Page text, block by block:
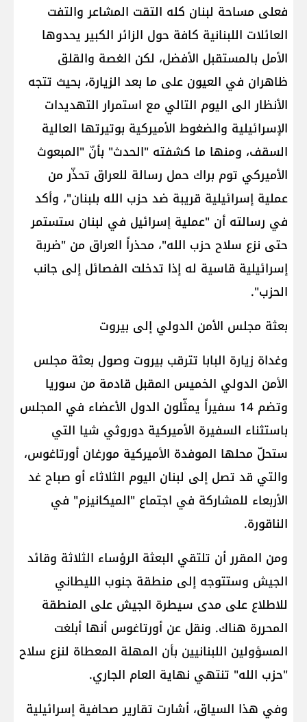
فعلى مساحة لبنان كله التقت المشاعر والتفت
العائلات اللبنانية كافة حول الزائر الكبير يحدوها
الأمل بالمستقبل الأفضل، لكن الغصة والقلق
ظاهران في العيون على ما بعد الزيارة، بحيث تتجه
الأنظار الى اليوم التالي مع استمرار التهديدات
الإسرائيلية والضغوط الأميركية بوتيرتها العالية
السقف، ومنها ما كشفته "الحدث" بأنّ "المبعوث
الأميركي توم براك حمل رسالة للعراق تحذّر من
عملية إسرائيلية قريبة ضد حزب الله بلبنان"، وأكد
في رسالته أن "عملية إسرائيل في لبنان ستستمر
حتى نزع سلاح حزب الله"، محذراً العراق من "ضربة
إسرائيلية قاسية له إذا تدخلت الفصائل إلى جانب
الحزب".
بعثة مجلس الأمن الدولي إلى بيروت
وغداة زيارة البابا تترقب بيروت وصول بعثة مجلس
الأمن الدولي الخميس المقبل قادمة من سوريا
وتضم 14 سفيراً يمثّلون الدول الأعضاء في المجلس
باستثناء السفيرة الأميركية دوروثي شيا التي
ستحلّ محلها الموفدة الأميركية مورغان أورتاغوس،
والتي قد تصل إلى لبنان اليوم الثلاثاء أو صباح غد
الأربعاء للمشاركة في اجتماع "الميكانيزم" في
الناقورة.
ومن المقرر أن تلتقي البعثة الرؤساء الثلاثة وقائد
الجيش وستتوجه إلى منطقة جنوب الليطاني
للاطلاع على مدى سيطرة الجيش على المنطقة
المحررة هناك. ونقل عن أورتاغوس أنها أبلغت
المسؤولين اللبنانيين بأن المهلة المعطاة لنزع سلاح
"حزب الله" تنتهي نهاية العام الجاري.
وفي هذا السياق، أشارت تقارير صحافية إسرائيلية